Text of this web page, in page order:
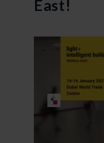
East!